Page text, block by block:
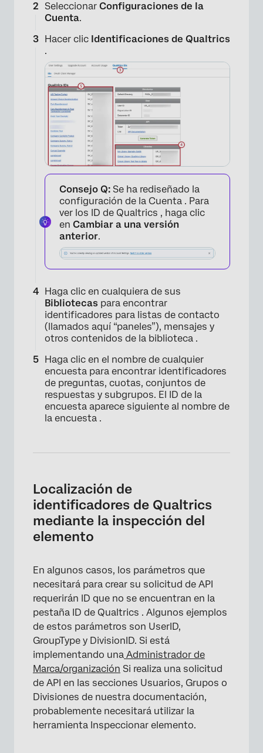
×
Seleccionar Configuraciones de la
Cuenta.
Hacer clic Identificaciones de Qualtrics
.
Consejo Q: Se ha rediseñado la
configuración de la Cuenta . Para
ver los ID de Qualtrics , haga clic
en Cambiar a una versión
anterior.
Haga clic en cualquiera de sus
Bibliotecas para encontrar
identificadores para listas de contacto
(llamados aquí “paneles”), mensajes y
otros contenidos de la biblioteca .
Haga clic en el nombre de cualquier
encuesta para encontrar identificadores
de preguntas, cuotas, conjuntos de
respuestas y subgrupos. El ID de la
encuesta aparece siguiente al nombre de
la encuesta .
Localización de
identificadores de Qualtrics
mediante la inspección del
elemento
En algunos casos, los parámetros que
necesitará para crear su solicitud de API
requerirán ID que no se encuentran en la
pestaña ID de Qualtrics . Algunos ejemplos
de estos parámetros son UserID,
GroupType y DivisionID. Si está
implementando una Administrador de
Marca/organización Si realiza una solicitud
de API en las secciones Usuarios, Grupos o
Divisiones de nuestra documentación,
probablemente necesitará utilizar la
herramienta Inspeccionar elemento.